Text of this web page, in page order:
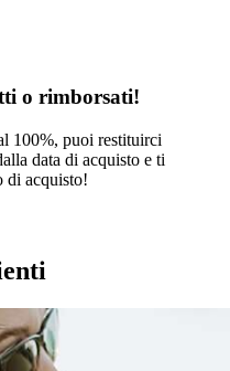
o rimborsati!
100%, puoi restituirci
data di acquisto e ti
di acquisto!